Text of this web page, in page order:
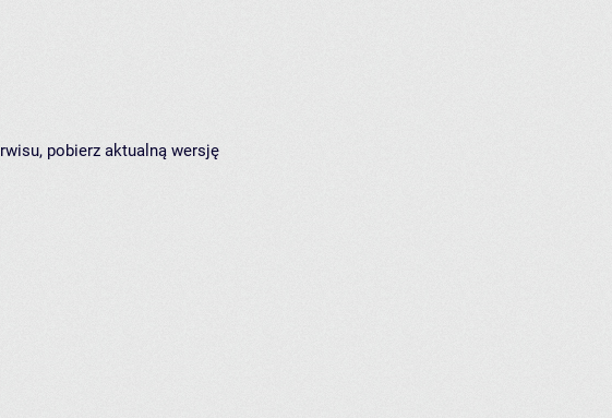
pobierz aktualną wersję